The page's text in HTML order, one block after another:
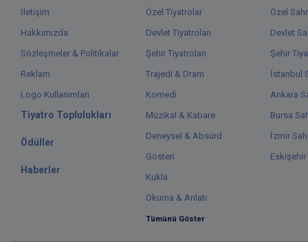
İletişim
Hakkımızda
Sözleşmeler & Politikalar
Reklam
Logo Kullanımları
Tiyatro Toplulukları
Ödüller
Haberler
Özel Tiyatrolar
Devlet Tiyatroları
Şehir Tiyatroları
Trajedi & Dram
Komedi
Müzikal & Kabare
Deneysel & Absürd
Gösteri
Kukla
Okuma & Anlatı
Tümünü Göster
Özel
Devlet
Şehir
İstanbul
Ankara
Bursa
İzmir